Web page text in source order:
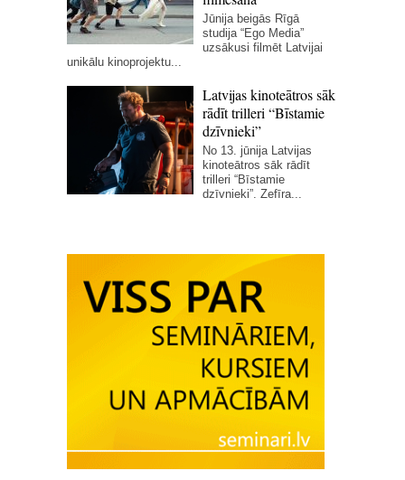
Jūnija beigās Rīgā
studija “Ego Media”
uzsākusi filmēt Latvijai
unikālu kinoprojektu...
Latvijas kinoteātros sāk
rādīt trilleri “Bīstamie
dzīvnieki”
No 13. jūnija Latvijas
kinoteātros sāk rādīt
trilleri “Bīstamie
dzīvnieki”. Zefīra...